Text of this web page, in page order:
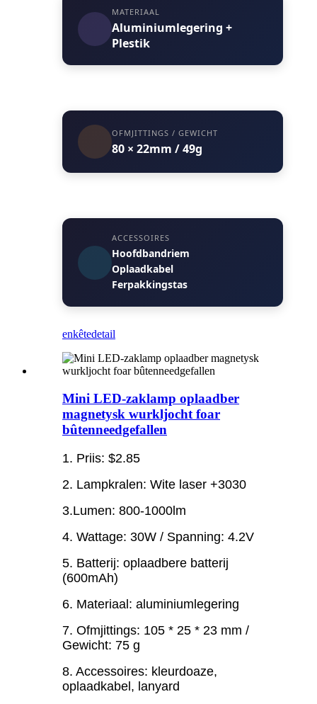
MATERIAAL
Aluminiumlegering +
Plestik
OFMJITTINGS / GEWICHT
80 × 22mm / 49g
ACCESSOIRES
Hoofdbandriem
Oplaadkabel
Ferpakkingstas
enkêtedetail
Mini LED-zaklamp oplaadber
magnetysk wurkljocht foar
bûtenneedgefallen
1. Priis: $2.85
2. Lampkralen: Wite laser +3030
3.Lumen: 800-1000lm
4. Wattage: 30W / Spanning: 4.2V
5. Batterij: oplaadbere batterij
(600mAh)
6. Materiaal: aluminiumlegering
7. Ofmjittings: 105 * 25 * 23 mm /
Gewicht: 75 g
8. Accessoires: kleurdoaze,
oplaadkabel, lanyard